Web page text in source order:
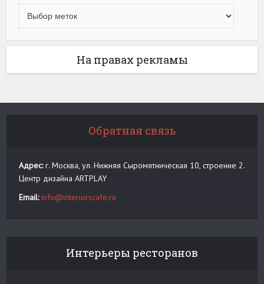
На правах рекламы
Обратная связь
Адрес:г. Москва, ул. Нижняя Сыромятническая 10, строение 2.
Центр дизайна ARTPLAY
Email: info@interiorscafe.ru
Интерьеры ресторанов